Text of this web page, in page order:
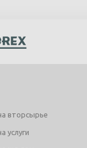
вторсырье
услуги